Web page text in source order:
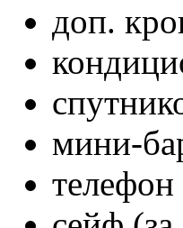
доп.
мини-
телефон